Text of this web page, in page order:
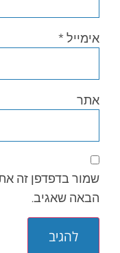
אימייל *
אתר
שמור בדפדפן זה
הבאה שאגיב.